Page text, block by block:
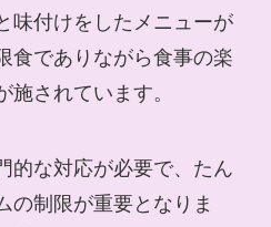
味付けをしたメニューが
食でありながら食事の楽
施されています。
的な対応が必要で、たん
の制限が重要となりま